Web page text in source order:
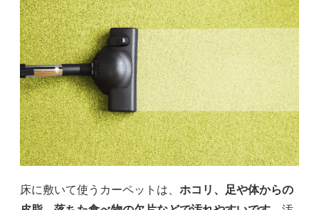
床に敷いて使うカーペットは、 ホコリ、足や体からの